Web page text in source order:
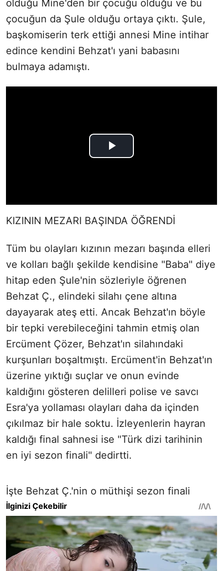
olduğu Mine'den bir çocuğu olduğu ve bu
çocuğun da Şule olduğu ortaya çıktı. Şule,
başkomiserin terk ettiği annesi Mine intihar
edince kendini Behzat'ı yani babasını
bulmaya adamıştı.
KIZININ MEZARI BAŞINDA ÖĞRENDİ
Tüm bu olayları kızının mezarı başında elleri
ve kolları bağlı şekilde kendisine "Baba" diye
hitap eden Şule'nin sözleriyle öğrenen
Behzat Ç., elindeki silahı çene altına
dayayarak ateş etti. Ancak Behzat'ın böyle
bir tepki verebileceğini tahmin etmiş olan
Ercüment Çözer, Behzat'ın silahındaki
kurşunları boşaltmıştı. Ercüment'in Behzat'ın
üzerine yıktığı suçlar ve onun evinde
kaldığını gösteren delilleri polise ve savcı
Esra'ya yollaması olayları daha da içinden
çıkılmaz bir hale soktu. İzleyenlerin hayran
kaldığı final sahnesi ise "Türk dizi tarihinin
en iyi sezon finali" dedirtti.
İşte Behzat Ç.'nin o müthişi sezon finali